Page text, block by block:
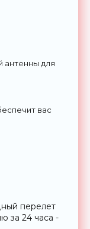
антенны для
вас
перелет
за 24 часа -